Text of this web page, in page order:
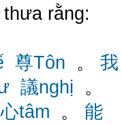
rằng:
尊Tôn 。 我
議nghị 。
心tâm 。 能